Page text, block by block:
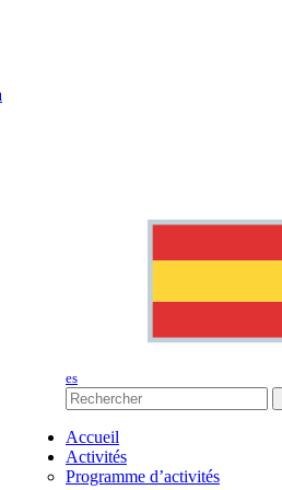
es
Accueil
Activités
Programme d’activités